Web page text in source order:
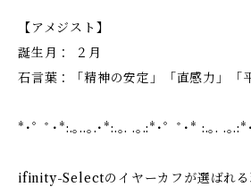
【アメジスト】
誕生月： ２月
石言葉：「精神の安定」「直感力」「
*･゜ﾟ･*:.｡..｡.･*:.｡. .｡.:*･゜ﾟ･* :.｡. .｡.:*
ifinity-Selectのイヤーカフが選ばれる